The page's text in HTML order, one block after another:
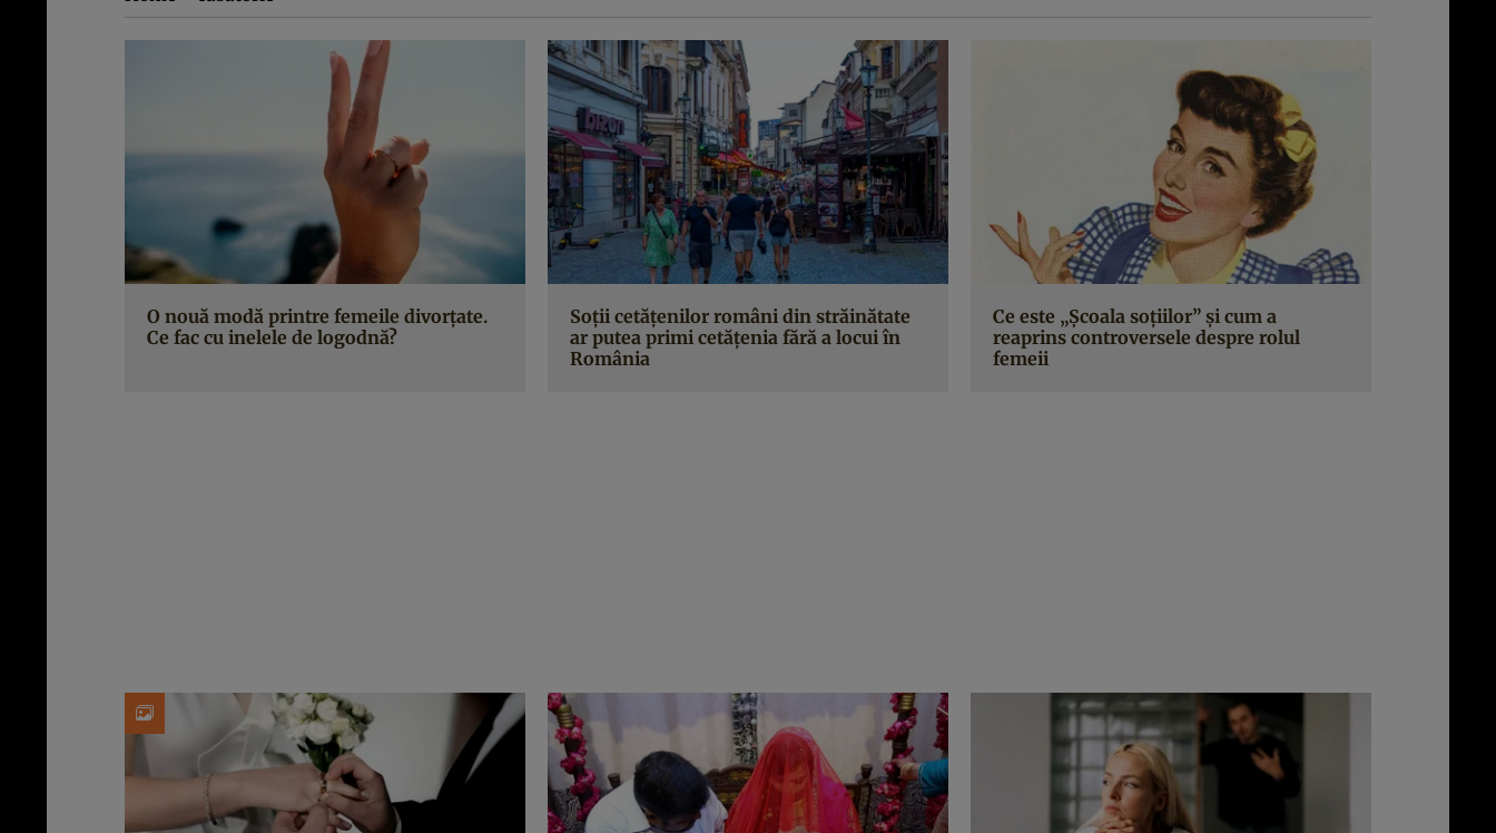
O nouă modă printre femeile divorțate.
Ce fac cu inelele de logodnă?
Soții cetățenilor români din străinătate
ar putea primi cetățenia fără a locui în
România
Ce este „Școala soțiilor” și cum a
reaprins controversele despre rolul
femeii